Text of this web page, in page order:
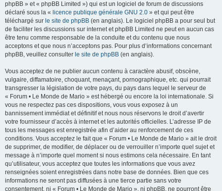
phpBB » et « phpBB Limited ») qui est un logiciel de forum de discussions
déclaré sous la « licence publique générale GNU 2.0 » et qui peut être
téléchargé sur le site de phpBB (en anglais). Le logiciel phpBB a pour seul but
de faciliter les discussions sur internet et phpBB Limited ne peut en aucun cas
être tenu comme responsable de la conduite et du contenu que nous
acceptons et que nous n’acceptons pas. Pour plus d’informations concernant
phpBB, veuillez consulter le site de phpBB (en anglais).
Vous acceptez de ne publier aucun contenu à caractère abusif, obscène,
vulgaire, diffamatoire, choquant, menaçant, pornographique, etc. qui pourrait
transgresser la législation de votre pays, du pays dans lequel le serveur de
« Forum • Le Monde de Mario » est hébergé ou encore la loi internationale. Si
vous ne respectez pas ces dispositions, vous vous exposez à un
bannissement immédiat et définitif et nous nous réservons le droit d’avertir
votre fournisseur d’accès à internet et les autorités officielles. L’adresse IP de
tous les messages est enregistrée afin d’aider au renforcement de ces
conditions. Vous acceptez le fait que « Forum • Le Monde de Mario » ait le droit
de supprimer, de modifier, de déplacer ou de verrouiller n’importe quel sujet et
message à n’importe quel moment si nous estimons cela nécessaire. En tant
qu’utilisateur, vous acceptez que toutes les informations que vous avez
renseignées soient enregistrées dans notre base de données. Bien que ces
informations ne seront pas diffusées à une tierce partie sans votre
consentement, ni « Forum • Le Monde de Mario », ni phpBB, ne pourront être